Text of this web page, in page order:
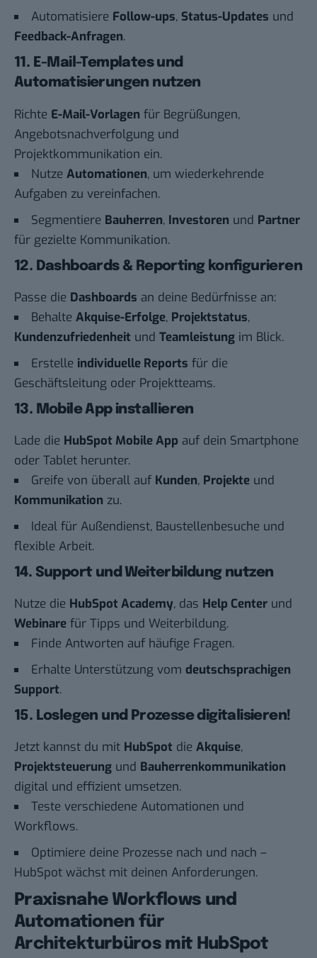
Automatisiere Follow-ups, Status-Updates und
Feedback-Anfragen.
11. E-Mail-Templates und
Automatisierungen nutzen
Richte E-Mail-Vorlagen für Begrüßungen,
Angebotsnachverfolgung und
Projektkommunikation ein.
Nutze Automationen, um wiederkehrende
Aufgaben zu vereinfachen.
Segmentiere Bauherren, Investoren und Partner
für gezielte Kommunikation.
12. Dashboards & Reporting konfigurieren
Passe die Dashboards an deine Bedürfnisse an:
Behalte Akquise-Erfolge, Projektstatus,
Kundenzufriedenheit und Teamleistung im Blick.
Erstelle individuelle Reports für die
Geschäftsleitung oder Projektteams.
13. Mobile App installieren
Lade die HubSpot Mobile App auf dein Smartphone
oder Tablet herunter.
Greife von überall auf Kunden, Projekte und
Kommunikation zu.
Ideal für Außendienst, Baustellenbesuche und
flexible Arbeit.
14. Support und Weiterbildung nutzen
Nutze die HubSpot Academy, das Help Center und
Webinare für Tipps und Weiterbildung.
Finde Antworten auf häufige Fragen.
Erhalte Unterstützung vom deutschsprachigen
Support.
15. Loslegen und Prozesse digitalisieren!
Jetzt kannst du mit HubSpot die Akquise,
Projektsteuerung und Bauherrenkommunikation
digital und effizient umsetzen.
Teste verschiedene Automationen und
Workflows.
Optimiere deine Prozesse nach und nach –
HubSpot wächst mit deinen Anforderungen.
Praxisnahe Workflows und
Automationen für
Architekturbüros mit HubSpot